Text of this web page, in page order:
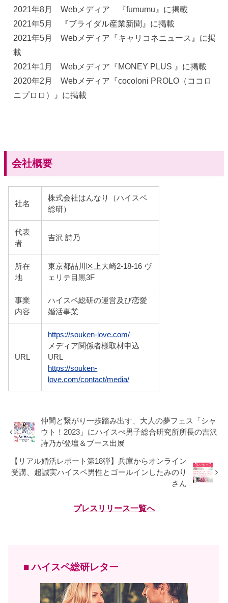
2021年8月 Webメディア 『fumumu』に掲載
2021年5月 『ブライダル産業新聞』に掲載
2021年5月 Webメディア『キャリコネニュース』に掲
載
2021年1月 Webメディア『MONEY PLUS 』に掲載
2020年2月 Webメディア『cocoloni PROLO（ココロ
ニプロロ）』に掲載
会社概要
社名
株式会社はんなり（ハイスペ
総研）
代表
者
吉沢 詩乃
所在
地
東京都品川区上大崎2-18-16 ヴ
ェリテ目黒3F
事業
内容
ハイスペ総研の運営及び恋愛
婚活事業
URL
https://souken-love.com/
メディア関係者様取材申込
URL
https://souken-
love.com/contact/media/
仲間と繋がり一歩踏み出す、大人の夢フェス「シャ
ウト！2023」にハイスぺ男子総合研究所所長の吉沢
詩乃が登壇＆ブース出展
【リアル婚活レポート第18弾】兵庫からオンライン
受講、超誠実ハイスペ男性とゴールインしたみのり
さん
プレスリリース一覧へ
■ ハイスペ総研レター